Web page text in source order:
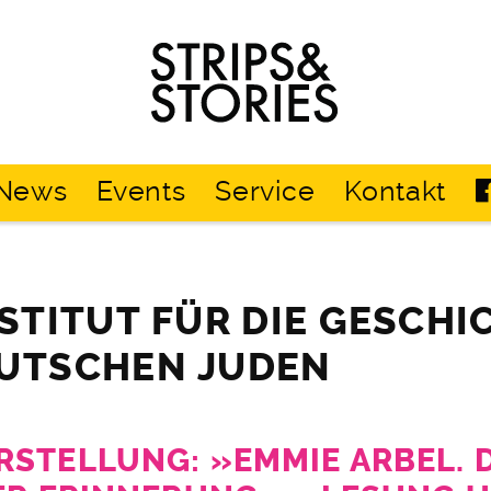
Strips
&
Stories
Events Service Kontakt
FÜR DIE
JUDEN
»EMMIE ARBEL.